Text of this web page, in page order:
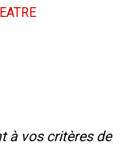
à vos critères de